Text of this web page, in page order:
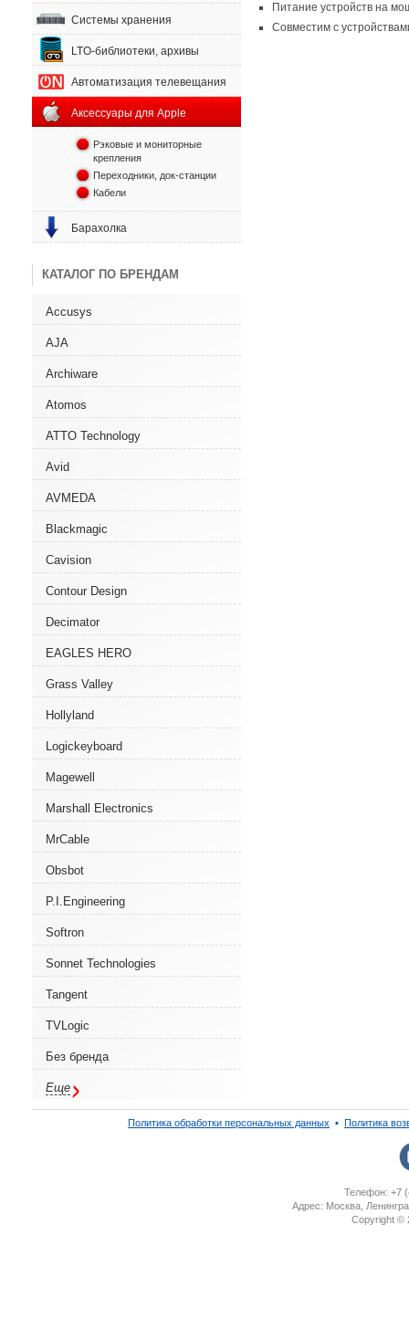
Системы хранения
LTO-библиотеки, архивы
Автоматизация телевещания
Аксессуары для Apple
Рэковые и мониторные
крепления
Переходники, док-станции
Кабели
Барахолка
КАТАЛОГ ПО БРЕНДАМ
Accusys
AJA
Archiware
Atomos
ATTO Technology
Avid
AVMEDA
Blackmagic
Cavision
Contour Design
Decimator
EAGLES HERO
Grass Valley
Hollyland
Logickeyboard
Magewell
Marshall Electronics
MrCable
Obsbot
P.I.Engineering
Softron
Sonnet Technologies
Tangent
TVLogic
Без бренда
Еще
Питание устройств на
Совместим с
Политика обработки персональных данных ▪ Политика
Телефон: +7
Адрес: Москва,
Copyright ©